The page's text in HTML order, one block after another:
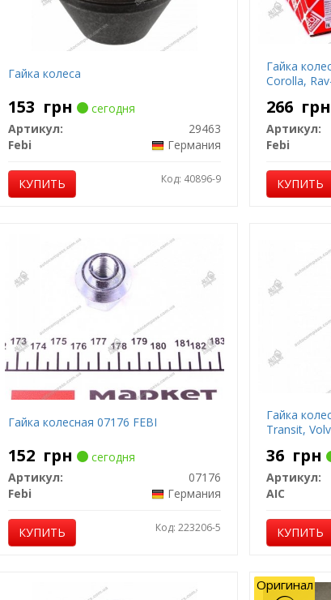
Гайка колеса
153 грн
сегодня
Артикул:
29463
Febi
Германия
КУПИТЬ Код: 40896-9
Гайка
Corolla,
266 грн
Артикул:
Febi
КУПИТЬ
Гайка колесная 07176 FEBI
152 грн
сегодня
Артикул:
07176
Febi
Германия
КУПИТЬ Код: 223206-5
Гайка
Transit,
36 грн
Артикул:
AIC
КУПИТЬ
Оригинал